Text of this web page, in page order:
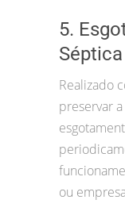
5.
Séptica
Realizado
preservar
ou